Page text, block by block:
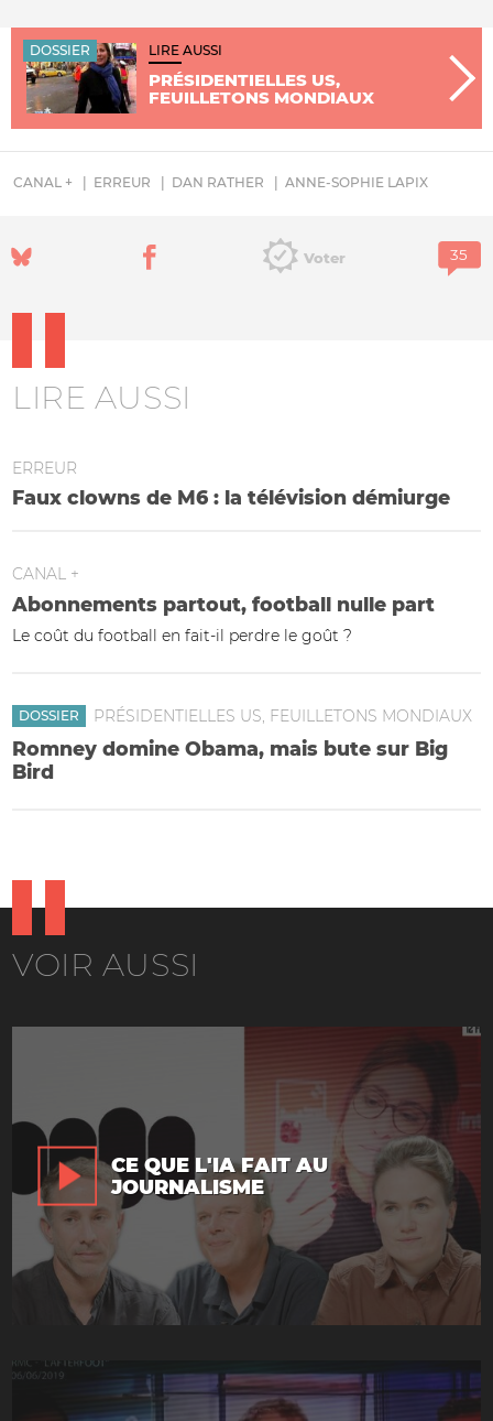
DOSSIER LIRE AUSSI
PRÉSIDENTIELLES US,
FEUILLETONS MONDIAUX
CANAL + ERREUR DAN RATHER ANNE-SOPHIE LAPIX
Voter
LIRE AUSSI
ERREUR
Faux clowns de M6 : la télévision démiurge
CANAL +
Abonnements partout, football nulle part
Le coût du football en fait-il perdre le goût ?
DOSSIER PRÉSIDENTIELLES US, FEUILLETONS MONDIAUX
Romney domine Obama, mais bute sur Big
Bird
VOIR AUSSI
CE QUE L'IA FAIT AU
JOURNALISME